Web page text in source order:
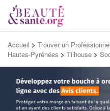
Accueil > Trouver un
Hautes-Pyrénées > Tilhouse >